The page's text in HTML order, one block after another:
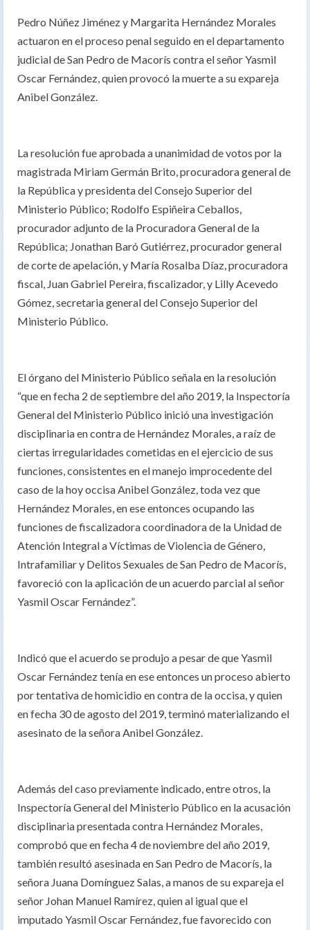
Pedro Núñez Jiménez y Margarita Hernández Morales
actuaron en el proceso penal seguido en el departamento
judicial de San Pedro de Macorís contra el señor Yasmil
Oscar Fernández, quien provocó la muerte a su expareja
Anibel González.
La resolución fue aprobada a unanimidad de votos por la
magistrada Miriam Germán Brito, procuradora general de
la República y presidenta del Consejo Superior del
Ministerio Público; Rodolfo Espiñeira Ceballos,
procurador adjunto de la Procuradora General de la
República; Jonathan Baró Gutiérrez, procurador general
de corte de apelación, y María Rosalba Díaz, procuradora
fiscal, Juan Gabriel Pereira, fiscalizador, y Lilly Acevedo
Gómez, secretaria general del Consejo Superior del
Ministerio Público.
El órgano del Ministerio Público señala en la resolución
“que en fecha 2 de septiembre del año 2019, la Inspectoría
General del Ministerio Público inició una investigación
disciplinaria en contra de Hernández Morales, a raíz de
ciertas irregularidades cometidas en el ejercicio de sus
funciones, consistentes en el manejo improcedente del
caso de la hoy occisa Anibel González, toda vez que
Hernández Morales, en ese entonces ocupando las
funciones de fiscalizadora coordinadora de la Unidad de
Atención Integral a Víctimas de Violencia de Género,
Intrafamiliar y Delitos Sexuales de San Pedro de Macorís,
favoreció con la aplicación de un acuerdo parcial al señor
Yasmil Oscar Fernández”.
Indicó que el acuerdo se produjo a pesar de que Yasmil
Oscar Fernández tenía en ese entonces un proceso abierto
por tentativa de homicidio en contra de la occisa, y quien
en fecha 30 de agosto del 2019, terminó materializando el
asesinato de la señora Anibel González.
Además del caso previamente indicado, entre otros, la
Inspectoría General del Ministerio Público en la acusación
disciplinaria presentada contra Hernández Morales,
comprobó que en fecha 4 de noviembre del año 2019,
también resultó asesinada en San Pedro de Macorís, la
señora Juana Domínguez Salas, a manos de su expareja el
señor Johan Manuel Ramírez, quien al igual que el
imputado Yasmil Oscar Fernández, fue favorecido con